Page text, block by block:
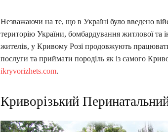
Незважаючи на те, що в Україні було введено
територію України, бомбардування житлової та
жителів, у Кривому Розі продовжують
послуги та приймати породіль як із самого
ikryvorizhets.com.
Криворізький